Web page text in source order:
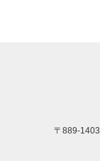
〒889-